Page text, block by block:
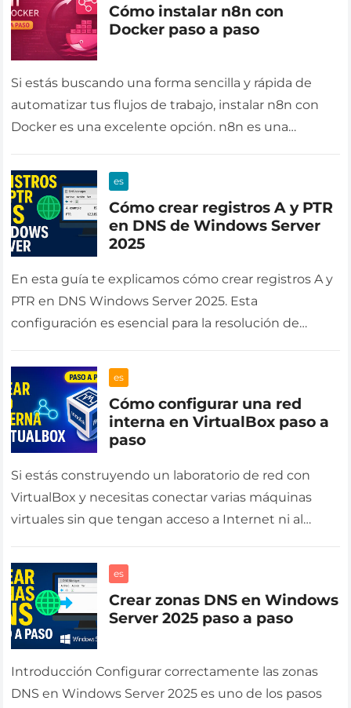
Cómo instalar n8n con
Docker paso a paso
Si estás buscando una forma sencilla y rápida de
automatizar tus flujos de trabajo, instalar n8n con
Docker es una excelente opción. n8n es una
es
Cómo crear registros A y PTR
en DNS de Windows Server
2025
En esta guía te explicamos cómo crear registros A y
PTR en DNS Windows Server 2025. Esta
configuración es esencial para la resolución de
es
Cómo configurar una red
interna en VirtualBox paso a
paso
Si estás construyendo un laboratorio de red con
VirtualBox y necesitas conectar varias máquinas
virtuales sin que tengan acceso a Internet ni al
es
Crear zonas DNS en Windows
Server 2025 paso a paso
Introducción Configurar correctamente las zonas
DNS en Windows Server 2025 es uno de los pasos